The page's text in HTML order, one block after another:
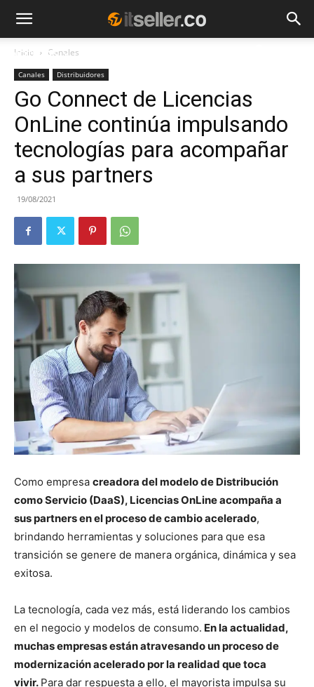
NOTICIAS
Inicio Canales
Canales Distribuidores
Go Connect de Licencias
OnLine continúa impulsando
tecnologías para acompañar
a sus partners
19/08/2021
Como empresa creadora del modelo de Distribución
como Servicio (DaaS), Licencias OnLine acompaña a
sus partners en el proceso de cambio acelerado,
brindando herramientas y soluciones para que esa
transición se genere de manera orgánica, dinámica y sea
exitosa.
La tecnología, cada vez más, está liderando los cambios
en el negocio y modelos de consumo. En la actualidad,
muchas empresas están atravesando un proceso de
modernización acelerado por la realidad que toca
vivir. Para dar respuesta a ello, el mayorista impulsa su